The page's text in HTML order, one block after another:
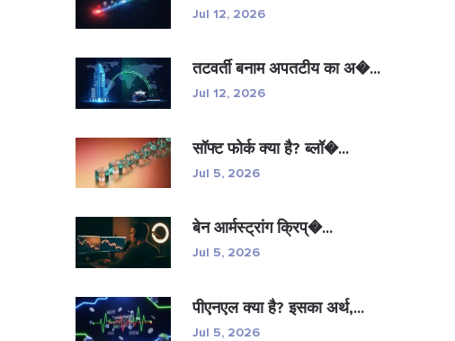
Jul 12, 2026
तटवर्ती बनाम अपतटीय का अ�...
Jul 12, 2026
सॉफ्ट फोर्क क्या है? ब्लॉ�...
Jul 5, 2026
बेन आर्मस्ट्रांग क्रिप्�...
Jul 5, 2026
पीएनएल क्या है? इसका अर्थ,...
Jul 5, 2026